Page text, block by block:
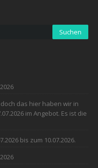
das hier haben wir in
im Angebot. Es ist die
bis zum 10.07.2026.